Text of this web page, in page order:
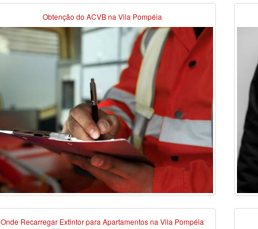
Obtenção do ACVB na Vila Pompéia
Onde Recarregar Extintor para Apartamentos na Vila Pompéia